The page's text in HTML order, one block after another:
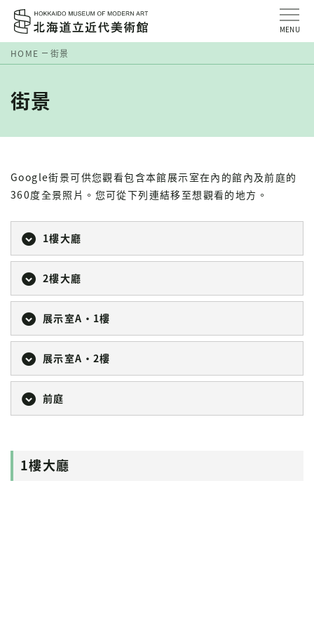
MENU
HOME 街景
街景
Google街景可供您觀看包含本館展示室在內的館內及前庭的
360度全景照片。您可從下列連結移至想觀看的地方。
1樓大廳
2樓大廳
展示室A・1樓
展示室A・2樓
前庭
1樓大廳